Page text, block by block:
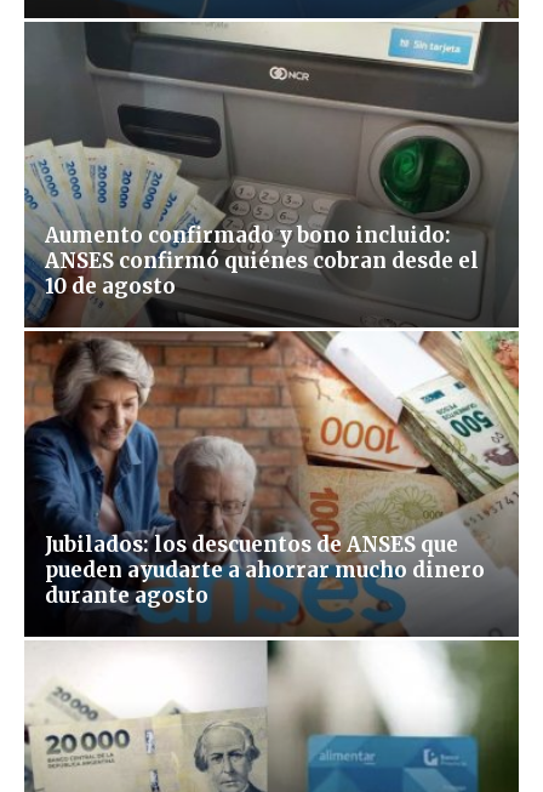
Aumento confirmado y bono incluido:
ANSES confirmó quiénes cobran desde el
10 de agosto
Jubilados: los descuentos de ANSES que
pueden ayudarte a ahorrar mucho dinero
durante agosto